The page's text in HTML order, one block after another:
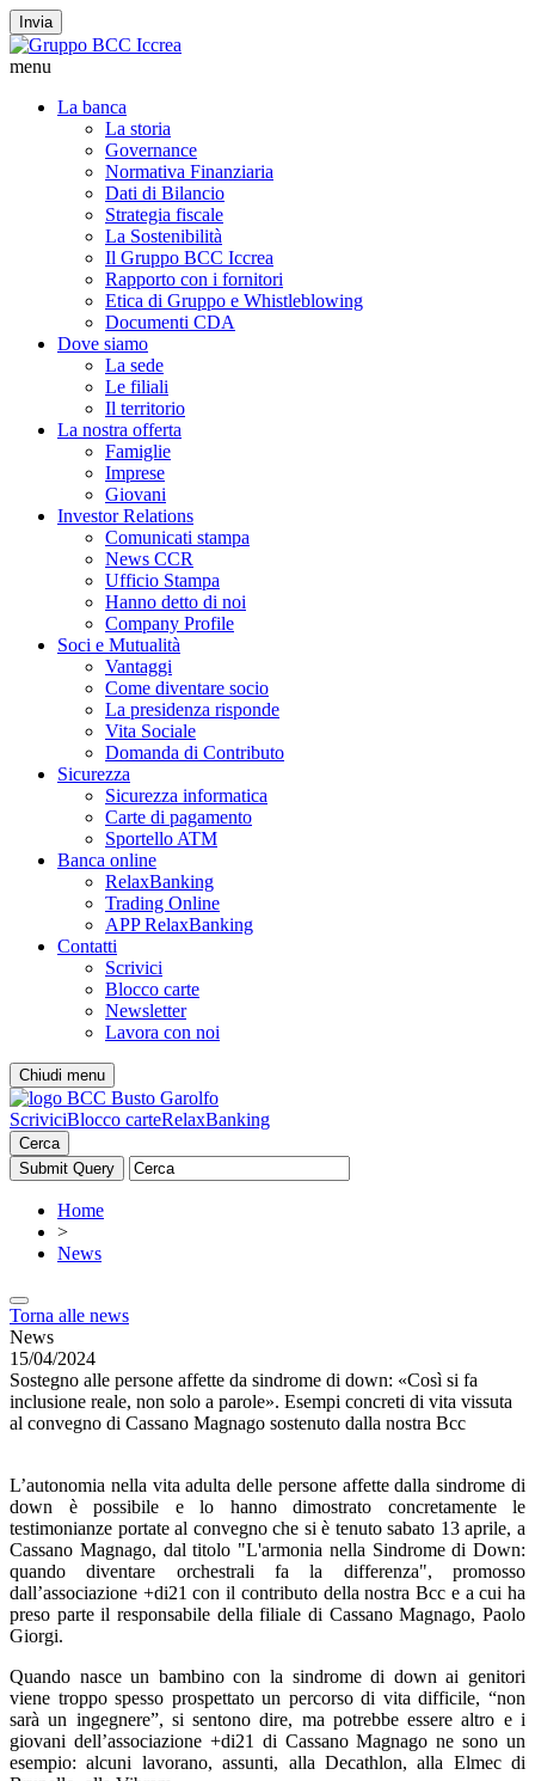
Invia
menu
La banca
La storia
Governance
Normativa Finanziaria
Dati di Bilancio
Strategia fiscale
La Sostenibilità
Il Gruppo BCC Iccrea
Rapporto con i fornitori
Etica di Gruppo e Whistleblowing
Documenti CDA
Dove siamo
La sede
Le filiali
Il territorio
La nostra offerta
Famiglie
Imprese
Giovani
Investor Relations
Comunicati stampa
News CCR
Ufficio Stampa
Hanno detto di noi
Company Profile
Soci e Mutualità
Vantaggi
Come diventare socio
La presidenza risponde
Vita Sociale
Domanda di Contributo
Sicurezza
Sicurezza informatica
Carte di pagamento
Sportello ATM
Banca online
RelaxBanking
Trading Online
APP RelaxBanking
Contatti
Scrivici
Blocco carte
Newsletter
Lavora con noi
Chiudi menu
ScriviciBlocco carteRelaxBanking
Cerca
Home
>
News
Torna alle news
News
15/04/2024
Sostegno alle persone affette da sindrome di down: «Così si fa
inclusione reale, non solo a parole». Esempi concreti di vita vissuta
al convegno di Cassano Magnago sostenuto dalla nostra Bcc
L’autonomia nella vita adulta delle persone affette dalla sindrome di
down è possibile e lo hanno dimostrato concretamente le
testimonianze portate al convegno che si è tenuto sabato 13 aprile, a
Cassano Magnago, dal titolo "L'armonia nella Sindrome di Down:
quando diventare orchestrali fa la differenza", promosso
dall’associazione +di21 con il contributo della nostra Bcc e a cui ha
preso parte il responsabile della filiale di Cassano Magnago, Paolo
Giorgi.
Quando nasce un bambino con la sindrome di down ai genitori
viene troppo spesso prospettato un percorso di vita difficile, “non
sarà un ingegnere”, si sentono dire, ma potrebbe essere altro e i
giovani dell’associazione +di21 di Cassano Magnago ne sono un
esempio: alcuni lavorano, assunti, alla Decathlon, alla Elmec di